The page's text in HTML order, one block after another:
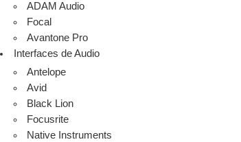
ADAM Audio
Focal
Avantone Pro
Interfaces de Audio
Antelope
Avid
Black Lion
Focusrite
Native Instruments